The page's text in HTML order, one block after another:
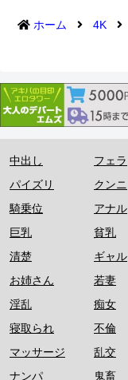
ホーム 4K
中出し フェラ
パイズリ
クンニ
騎乗位
アナル
巨乳
貧乳
清楚
ギャル
お姉さん
若妻
淫乱
痴女
寝取られ
不倫
マッサージ
乱交
ナンパ
鬼畜